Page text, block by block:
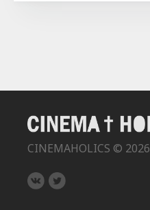
CINEMAHOLICS © 2026